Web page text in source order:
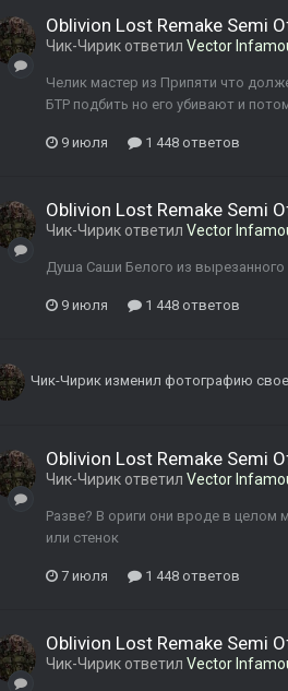
Oblivion Lost Remake Semi
Чик-Чирик ответил Vector
Челик мастер из Припяти что
БТР подбить но его убивают и
9 июля 1 448 ответов
Oblivion Lost Remake Semi
Чик-Чирик ответил Vector
Душа Саши Белого из вырезанного
9 июля 1 448 ответов
Чик-Чирик изменил фотографию
Oblivion Lost Remake Semi
Чик-Чирик ответил Vector
Разве? В ориги они вроде в целом
или стенок
7 июля 1 448 ответов
Oblivion Lost Remake Semi
Чик-Чирик ответил Vector